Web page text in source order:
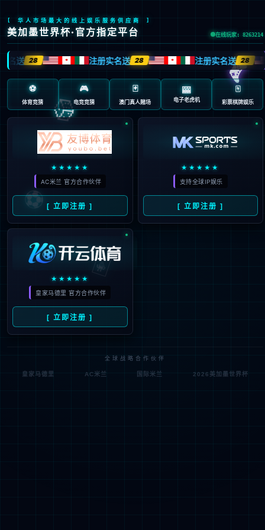
404 页面不存在。可
能你打开的是过期的
书签，或者输入了错
误的地址。
3秒后